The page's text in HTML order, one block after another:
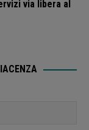
via libera al